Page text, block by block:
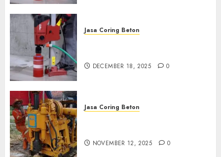
Jasa Coring Beton
DECEMBER 18, 2025 0
Jasa Coring Beton
NOVEMBER 12, 2025 0